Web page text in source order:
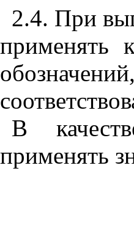
2.4. При
применять
В
применять